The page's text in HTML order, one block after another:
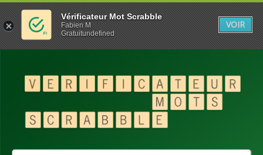
Vérificateur Mot Scrabble
Fabien M
Gratuitundefined
VOIR